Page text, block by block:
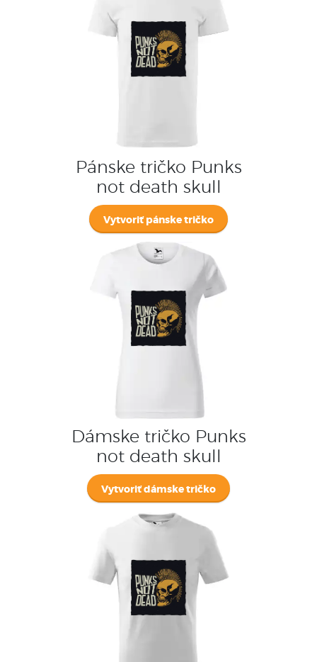
Pánske tričko Punks
not death skull
Vytvoriť pánske tričko
Dámske tričko Punks
not death skull
Vytvoriť dámske tričko